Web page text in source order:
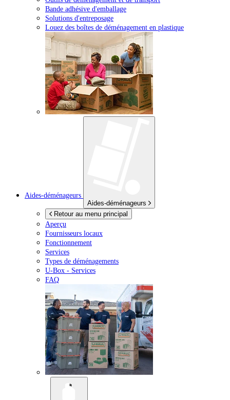
Bande adhésive d'emballage
Solutions d'entreposage
Louez des boîtes de déménagement en plastique
Aides-déménageurs
Aides-déménageurs
Retour au menu principal
Aperçu
Fournisseurs locaux
Fonctionnement
Services
Types de déménagements
U-Box - Services
FAQ